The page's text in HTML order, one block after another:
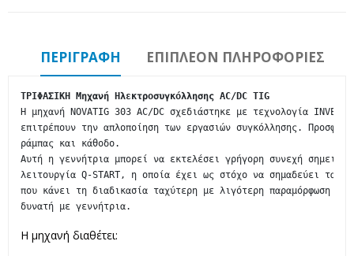
ΠΕΡΙΓΡΑΦΉ ΕΠΙΠΛΈΟΝ ΠΛΗΡΟΦΟΡΊΕΣ
ΤΡΙΦΑΣΙΚΗ Μηχανή Ηλεκτροσυγκόλλησης AC/DC TIG
Η μηχανή NOVATIG 303 AC/DC σχεδιάστηκε με τεχνολογία
επιτρέπουν την απλοποίηση των εργασιών συγκόλλησης.
ράμπας και κάθοδο.
Αυτή η γεννήτρια μπορεί να εκτελέσει γρήγορη συνεχή
λειτουργία Q-START, η οποία έχει ως στόχο να σημαδεύει τα
που κάνει τη διαδικασία ταχύτερη με λιγότερη παραμόρφωση
δυνατή με γεννήτρια.
Η μηχανή διαθέτει: